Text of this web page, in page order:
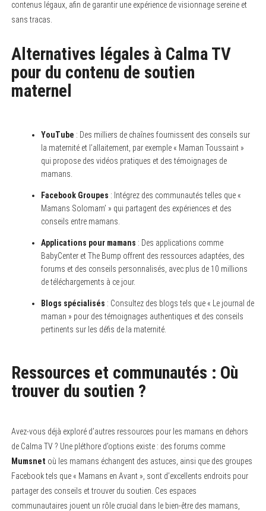
contenus légaux, afin de garantir une expérience de visionnage sereine et
sans tracas.
Alternatives légales à Calma TV
pour du contenu de soutien
maternel
YouTube : Des milliers de chaînes fournissent des conseils sur
la maternité et l’allaitement, par exemple « Maman Toussaint »
qui propose des vidéos pratiques et des témoignages de
mamans.
Facebook Groupes : Intégrez des communautés telles que «
Mamans Solomam’ » qui partagent des expériences et des
conseils entre mamans.
Applications pour mamans : Des applications comme
BabyCenter et The Bump offrent des ressources adaptées, des
forums et des conseils personnalisés, avec plus de 10 millions
de téléchargements à ce jour.
Blogs spécialisés : Consultez des blogs tels que « Le journal de
maman » pour des témoignages authentiques et des conseils
pertinents sur les défis de la maternité.
Ressources et communautés : Où
trouver du soutien ?
Avez-vous déjà exploré d’autres ressources pour les mamans en dehors
de Calma TV ? Une pléthore d’options existe : des forums comme
Mumsnet où les mamans échangent des astuces, ainsi que des groupes
Facebook tels que « Mamans en Avant », sont d’excellents endroits pour
partager des conseils et trouver du soutien. Ces espaces
communautaires jouent un rôle crucial dans le bien-être des mamans,